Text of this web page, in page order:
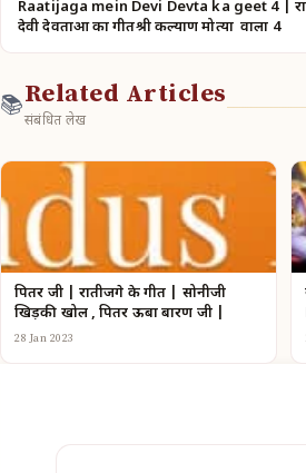
Raatijaga mein Devi Devta ka geet 4 |
देवी देवताओं का गीतश्री कल्याण मोत्या वाला 4
📚Related Articles
संबंधित लेख
पितर जी | रातीजगे के गीत | सोनीजी
खिड़की खोल , पितर ऊबा बारण जी |
28 Jan 2023